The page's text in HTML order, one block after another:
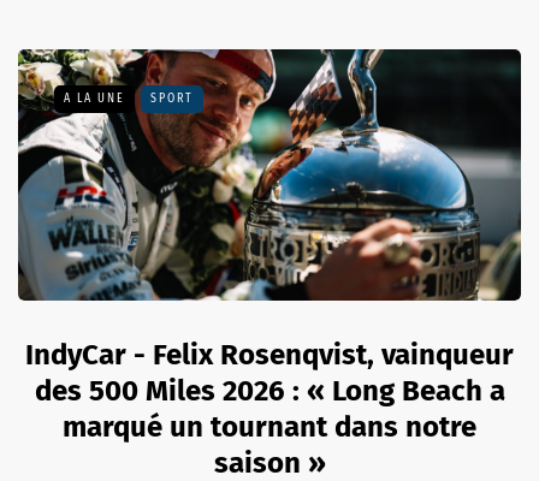
A LA UNE SPORT
IndyCar - Felix Rosenqvist, vainqueur
des 500 Miles 2026 : « Long Beach a
marqué un tournant dans notre
saison »